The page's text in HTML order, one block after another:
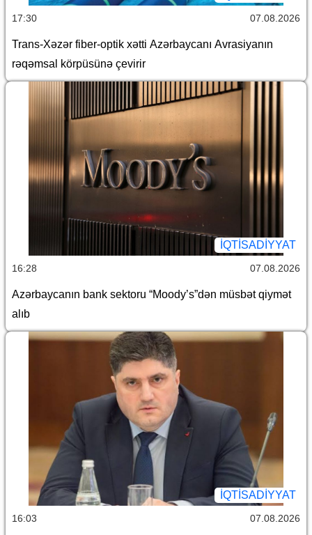
17:30 07.08.2026
Trans-Xəzər fiber-optik xətti Azərbaycanı Avrasiyanın
rəqəmsal körpüsünə çevirir
İQTİSADİYYAT
16:28 07.08.2026
Azərbaycanın bank sektoru “Moody’s”dən müsbət qiymət
alıb
İQTİSADİYYAT
16:03 07.08.2026